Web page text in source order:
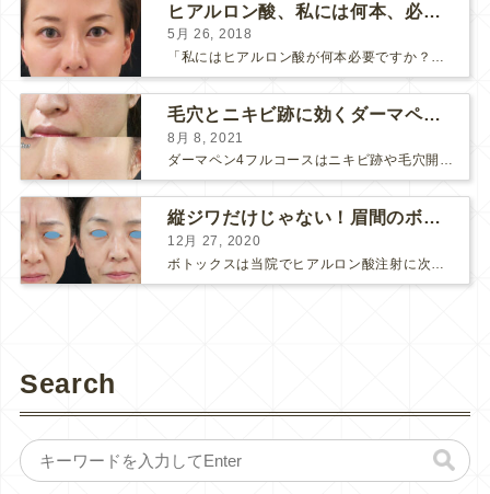
ヒアルロン酸、私には何本、必要ですか？
5月 26, 2018
「私にはヒアルロン酸が何本必要ですか？」 診察の時によく聞かれますが、なかなか難しい質問です。 どこまでこだわってキレイにしたいかによって 使うヒアルロン酸の量が変わるからです。 前回もご紹介させ...
毛穴とニキビ跡に効くダーマペン４フルコース
8月 8, 2021
ダーマペン4フルコースはニキビ跡や毛穴開きで悩まれている方に自信を持ってお勧めできる美肌治療です。 ↑ ダーマペン4フルコースを4回行いました。 ニキビ跡と毛穴開きが改善して肌のキメが整いまし...
縦ジワだけじゃない！眉間のボトックス注射
12月 27, 2020
Search